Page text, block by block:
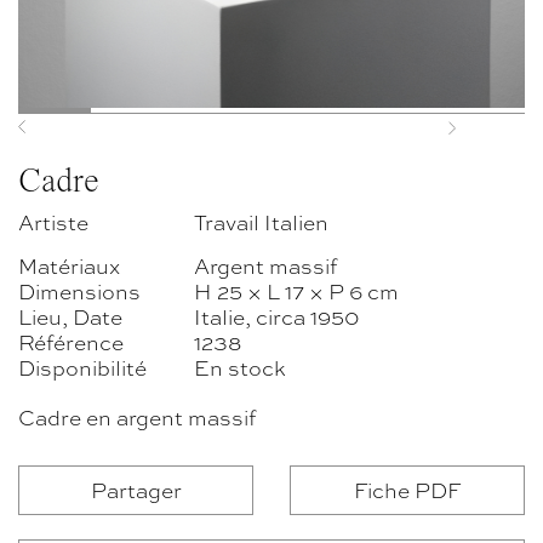
Previous Next
Cadre
Artiste
Travail Italien
Matériaux
Argent massif
Dimensions
H 25 × L 17 × P 6 cm
Lieu, Date
Italie, circa 1950
Référence
1238
Disponibilité
En stock
Cadre en argent massif
Partager Fiche PDF